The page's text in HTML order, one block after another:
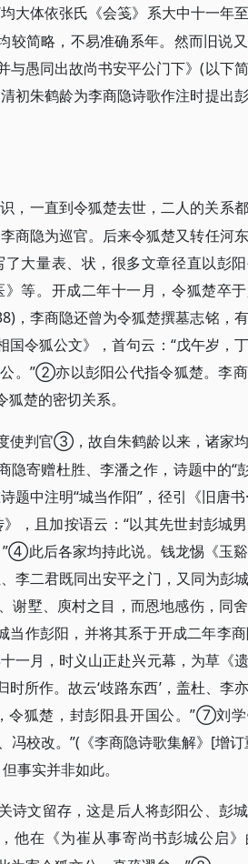
均大体依张氏《会笺》系大中十一年
简略，不易准确系年。然而旧说
愚同出故尚书安平公门下》(以下
初朱鹤龄为李商隐诗歌作注时提出
，一直到令狐楚去世，二人的关系都
商隐为巡官。后来令狐楚又转任河
大量表、状，很多文章径直以彭
等。开成二年十一月，令狐楚卒
，李商隐还曾为令狐楚撰墓志铭，
令狐公文》，首句云：“戊午岁，
。”②亦以彭阳公代指令狐楚。李
楚的密切关系。
使判官③，故自朱鹤龄以来，诸家
寄赠杜胜、李潘之作，诗题中的“
中注明“城当作阳”，径引《旧唐书·
，且加按语云：“以其先世封彭城
”④此后各家均持此说。钱龙惕《玉
李二君既同出安平之门，又同为彭
谢墅、庾村之目，而恩地感伤，同
作彭阳，并将其系于开成二年李
一月，时义山正赴兴元幕，为草《
所作。故云‘歧路东西’，盖杜、李
狐楚，封彭阳县开国公。”⑦刘
、冯校改。”(《李商隐诗歌集解》[增
事实并非如此。
诗文留存，这是后人将彭阳公、彭
他在《为崔从事寄尚书彭城公启》